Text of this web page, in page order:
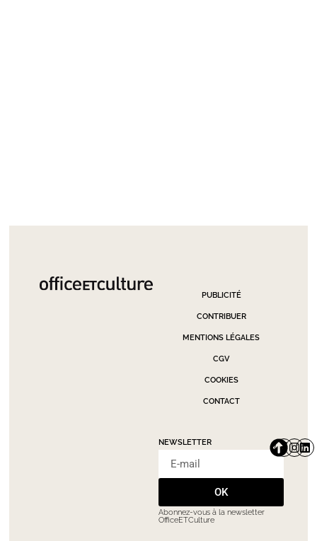
PUBLICITÉ
CONTRIBUER
MENTIONS LÉGALES
CGV
COOKIES
CONTACT
NEWSLETTER
OK
Abonnez-vous à la newsletter
OfficeETCulture